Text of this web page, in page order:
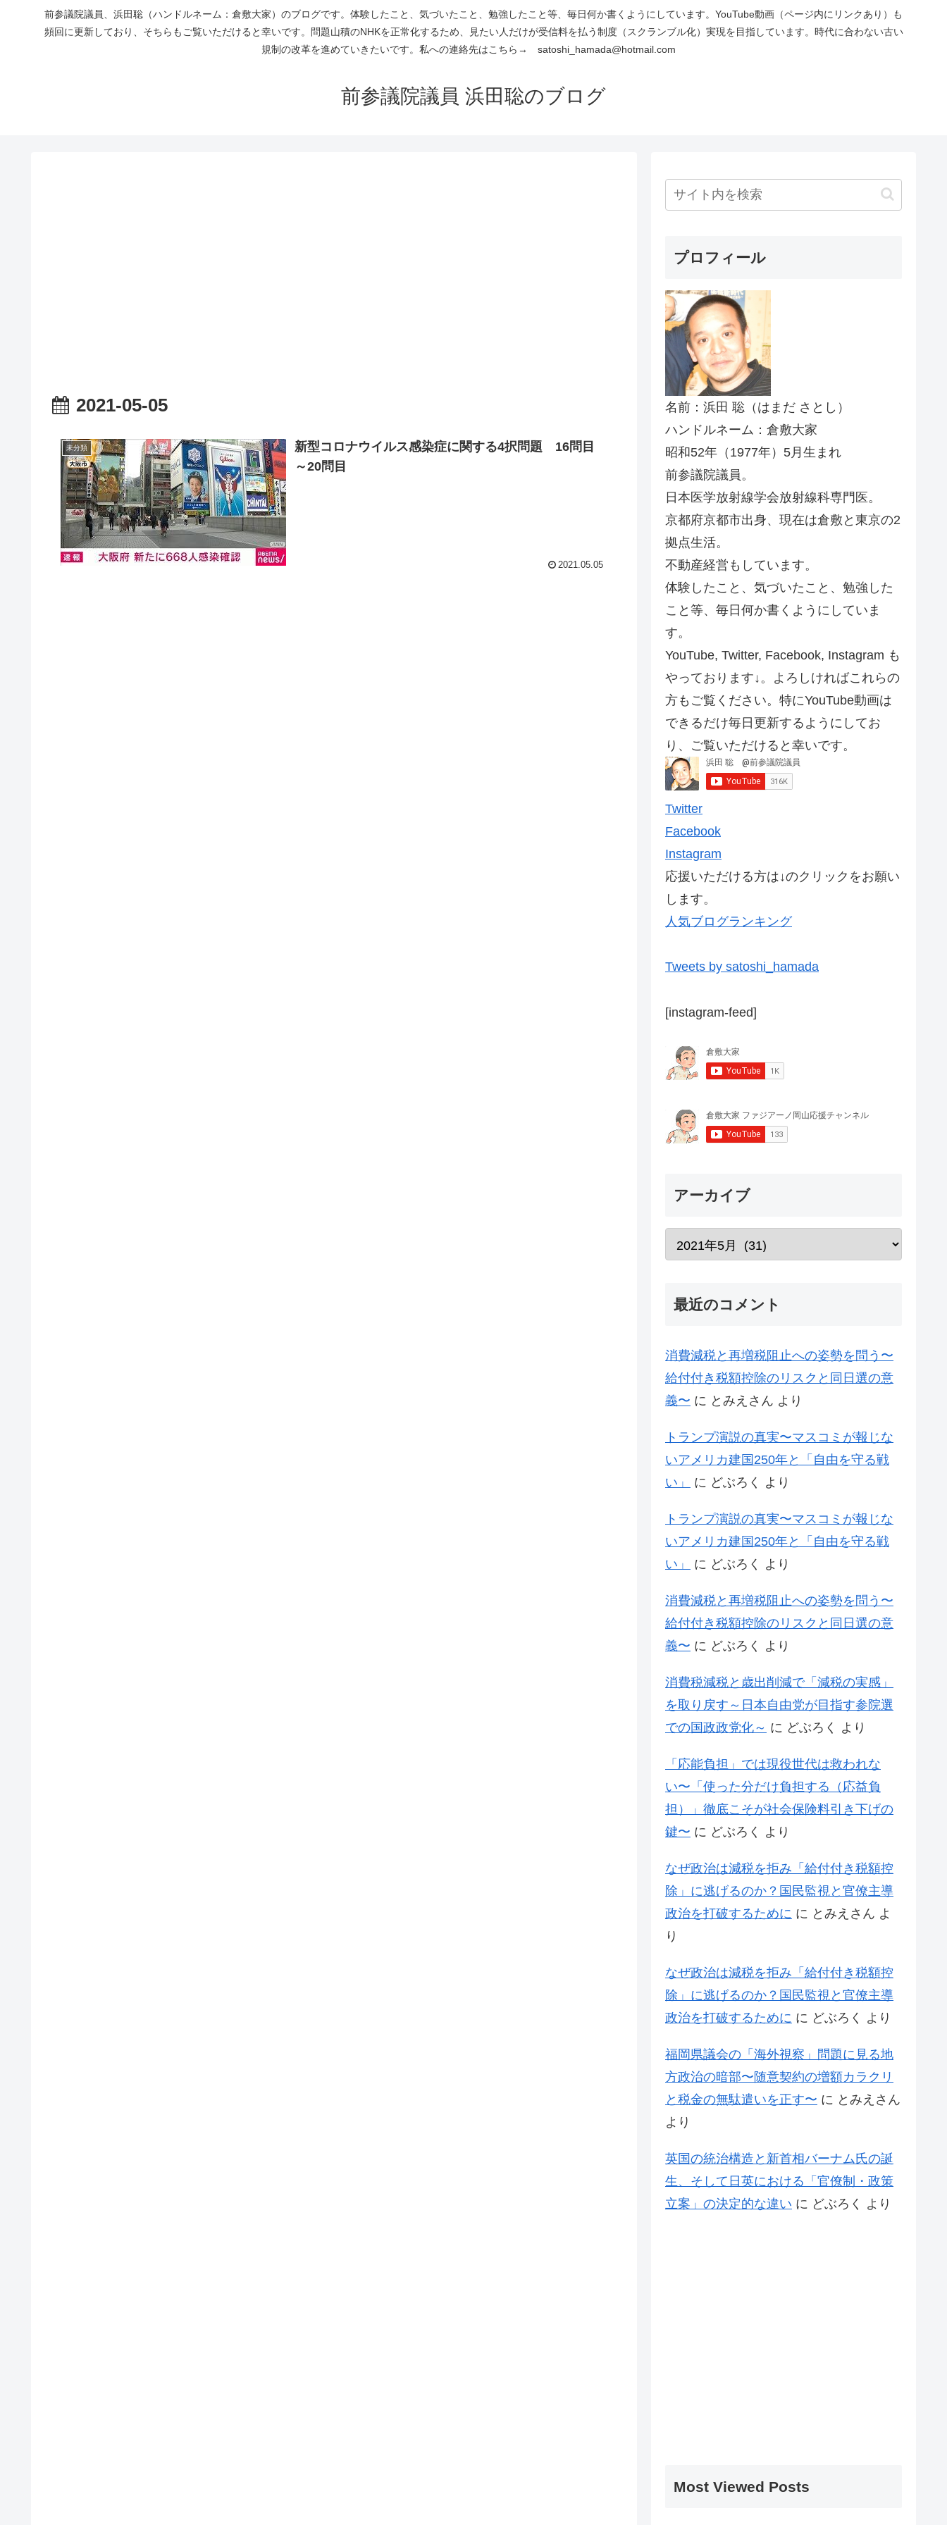
前参議院議員、浜田聡（ハンドルネーム：倉敷大家）のブログです。体験したこと、気づいたこと、勉強したこと等、毎日何か書くようにしています。YouTube動画（ページ内にリンクあり）も
頻回に更新しており、そちらもご覧いただけると幸いです。問題山積のNHKを正常化するため、見たい人だけが受信料を払う制度（スクランブル化）実現を目指しています。時代に合わない古い
規制の改革を進めていきたいです。私への連絡先はこちら→ satoshi_hamada@hotmail.com
前参議院議員 浜田聡のブログ
2021-05-05
未分類
新型コロナウイルス感染症に関する4択問題 16問目
～20問目
2021.05.05
プロフィール
名前：浜田 聡（はまだ さとし）
ハンドルネーム：倉敷大家
昭和52年（1977年）5月生まれ
前参議院議員。
日本医学放射線学会放射線科専門医。
京都府京都市出身、現在は倉敷と東京の2
拠点生活。
不動産経営もしています。
体験したこと、気づいたこと、勉強した
こと等、毎日何か書くようにしていま
す。
YouTube, Twitter, Facebook, Instagram も
やっております↓。よろしければこれらの
方もご覧ください。特にYouTube動画は
できるだけ毎日更新するようにしてお
り、ご覧いただけると幸いです。
Twitter
Facebook
Instagram
応援いただける方は↓のクリックをお願い
します。
人気ブログランキング
Tweets by satoshi_hamada
[instagram-feed]
アーカイブ
最近のコメント
消費減税と再増税阻止への姿勢を問う〜
給付付き税額控除のリスクと同日選の意
義〜 に とみえさん より
トランプ演説の真実〜マスコミが報じな
いアメリカ建国250年と「自由を守る戦
い」
に どぶろく より
トランプ演説の真実〜マスコミが報じな
いアメリカ建国250年と「自由を守る戦
い」
に どぶろく より
消費減税と再増税阻止への姿勢を問う〜
給付付き税額控除のリスクと同日選の意
義〜 に どぶろく より
消費税減税と歳出削減で「減税の実感」
を取り戻す～日本自由党が目指す参院選
での国政政党化～ に どぶろく より
「応能負担」では現役世代は救われな
い〜「使った分だけ負担する（応益負
担）」徹底こそが社会保険料引き下げの
鍵〜 に どぶろく より
なぜ政治は減税を拒み「給付付き税額控
除」に逃げるのか？国民監視と官僚主導
政治を打破するために に とみえさん よ
り
なぜ政治は減税を拒み「給付付き税額控
除」に逃げるのか？国民監視と官僚主導
政治を打破するために に どぶろく より
福岡県議会の「海外視察」問題に見る地
方政治の暗部〜随意契約の増額カラクリ
と税金の無駄遣いを正す〜 に とみえさん
より
英国の統治構造と新首相バーナム氏の誕
生、そして日英における「官僚制・政策
立案」の決定的な違い に どぶろく より
Most Viewed Posts